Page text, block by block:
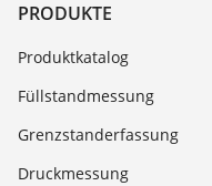
PRODUKTE
Produktkatalog
Füllstandmessung
Grenzstanderfassung
Druckmessung